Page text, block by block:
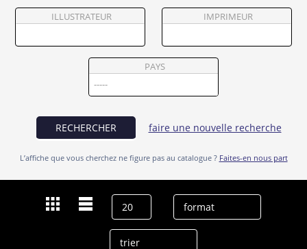
Vendre
ILLUSTRATEUR IMPRIMEUR
PAYS
RECHERCHER faire une nouvelle recherche
L’affiche que vous cherchez ne figure pas au catalogue ? Faites-en nous part